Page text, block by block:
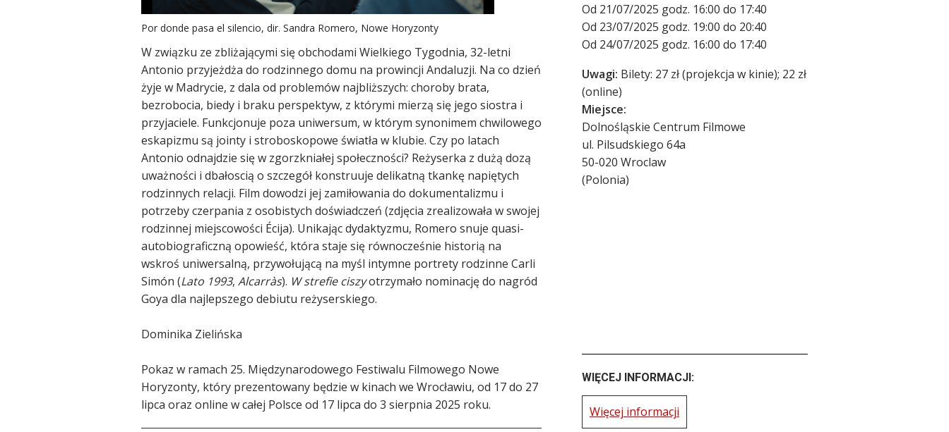
Por donde pasa el silencio, dir. Sandra Romero, Nowe Horyzonty
W związku ze zbliżającymi się obchodami Wielkiego Tygodnia, 32-letni
Antonio przyjeżdża do rodzinnego domu na prowincji Andaluzji. Na co dzień
żyje w Madrycie, z dala od problemów najbliższych: choroby brata,
bezrobocia, biedy i braku perspektyw, z którymi mierzą się jego siostra i
przyjaciele. Funkcjonuje poza uniwersum, w którym synonimem chwilowego
eskapizmu są jointy i stroboskopowe światła w klubie. Czy po latach
Antonio odnajdzie się w zgorzkniałej społeczności? Reżyserka z dużą dozą
uważności i dbałoscią o szczegół konstruuje delikatną tkankę napiętych
rodzinnych relacji. Film dowodzi jej zamiłowania do dokumentalizmu i
potrzeby czerpania z osobistych doświadczeń (zdjęcia zrealizowała w swojej
rodzinnej miejscowości Écija). Unikając dydaktyzmu, Romero snuje quasi-
autobiograficzną opowieść, która staje się równocześnie historią na
wskroś uniwersalną, przywołującą na myśl intymne portrety rodzinne Carli
Simón (Lato 1993, Alcarràs). W strefie ciszyotrzymało nominację do nagród
Goya dla najlepszego debiutu reżyserskiego.
Dominika Zielińska
Pokaz w ramach 25. Międzynarodowego Festiwalu Filmowego Nowe
Horyzonty, który prezentowany będzie w kinach we Wrocławiu, od 17 do 27
lipca oraz online w całej Polsce od 17 lipca do 3 sierpnia 2025 roku.
Od 21/07/2025 godz. 16:00 do 17:40
Od 23/07/2025 godz. 19:00 do 20:40
Od 24/07/2025 godz. 16:00 do 17:40
Uwagi: Bilety: 27 zł (projekcja w kinie); 22 zł
(online)
Miejsce:
Dolnośląskie Centrum Filmowe
ul. Pilsudskiego 64a
50-020 Wroclaw
(Polonia)
WIĘCEJ INFORMACJI:
Więcej informacji